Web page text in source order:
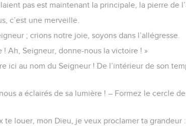
pas est maintenant la principale, la pierre de
c’est une merveille.
; crions notre joie, soyons dans l’allégresse.
! Ah, Seigneur, donne-nous la victoire ! »
ici au nom du Seigneur ! De l’intérieur de son
a éclairés de sa lumière ! – Formez le cercle
te louer, mon Dieu, je veux proclamer ta grandeur :